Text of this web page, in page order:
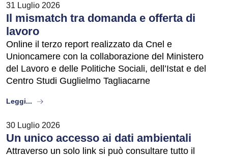
31 Luglio 2026
Il mismatch tra domanda e offerta di
lavoro
Online il terzo report realizzato da Cnel e
Unioncamere con la collaborazione del Ministero
del Lavoro e delle Politiche Sociali, dell’Istat e del
Centro Studi Guglielmo Tagliacarne
Leggi... about
30 Luglio 2026
Un unico accesso ai dati ambientali
Attraverso un solo link si può consultare tutto il